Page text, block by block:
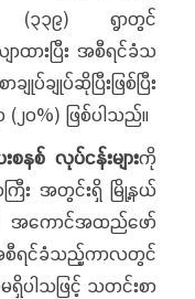
(၃၃၉) ရွာတွင်
ားပြီး အစီရင်ခံသ
ချုပ်ဆိုပြီးဖြစ်ပြီး
(၂၀%) ဖြစ်ပါသည်။
စနစ် လုပ်ငန်းများကို
ကြီး အတွင်းရှိ မြို့နယ်
အကောင်အထည်ဖော်
ရင်ခံသည့်ကာလတွင်
ရှိပါသဖြင့် သတင်းစာ